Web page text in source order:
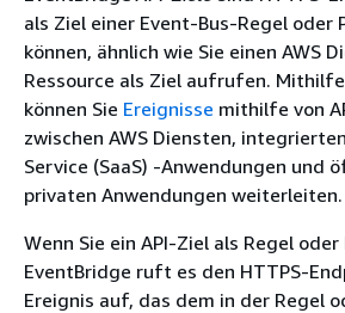
als Ziel einer Event-Bus-Regel oder
können, ähnlich wie Sie einen AWS
Ressource als Ziel aufrufen.
können Sie Ereignisse mithilfe von
zwischen AWS Diensten,
Service (SaaS) -Anwendungen und
privaten Anwendungen weiterleiten.
Wenn Sie ein API-Ziel als Regel
EventBridge ruft es den HTTPS-
Ereignis auf, das dem in der Regel